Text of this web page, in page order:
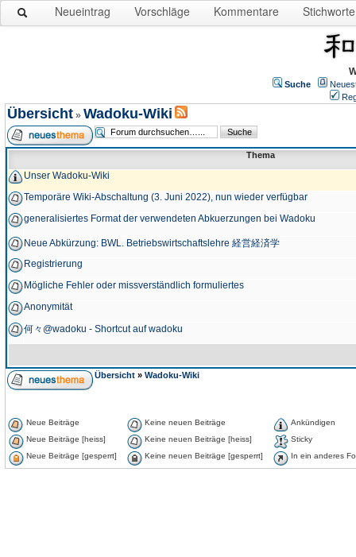
Neueintrag Vorschläge Kommentare Stichworte
Suche
Übersicht » Wadoku-Wiki
Thema
Unser Wadoku-Wiki
Temporäre Wiki-Abschaltung (3. Juni 2022), nun wieder verfügbar
generalisiertes Format der verwendeten Abkuerzungen bei Wadoku
Neue Abkürzung: BWL. Betriebswirtschaftslehre 経営経済学
Registrierung
Mögliche Fehler oder missverständlich formuliertes
Anonymität
何々@wadoku - Shortcut auf wadoku
Übersicht » Wadoku-Wiki
Neue Beiträge Keine neuen Beiträge
Ankündigen
Neue Beiträge [heiss]
Keine neuen Beiträge [heiss]
Sticky
Neue Beiträge [gesperrt]
Keine neuen Beiträge [gesperrt] In ein anderes